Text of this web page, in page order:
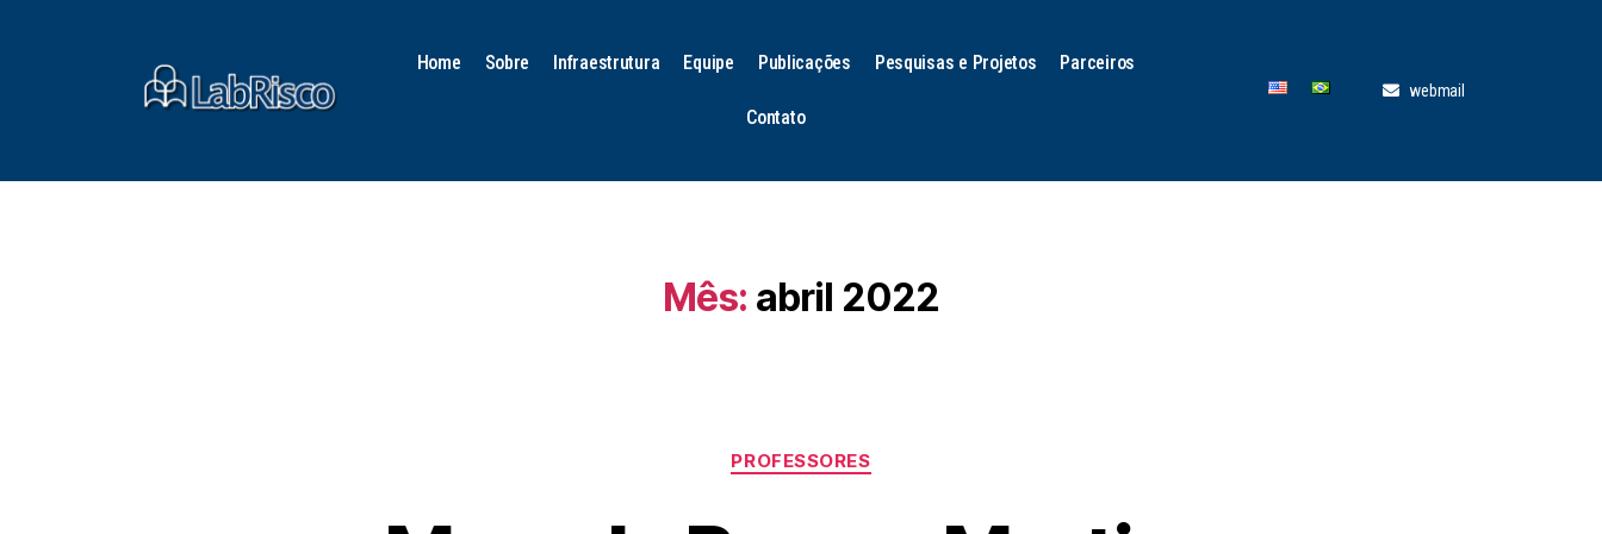
Home Sobre Infraestrutura Equipe Publicações Pesquisas e Projetos Parceiros
Contato
webmail
Mês: abril 2022
PROFESSORES